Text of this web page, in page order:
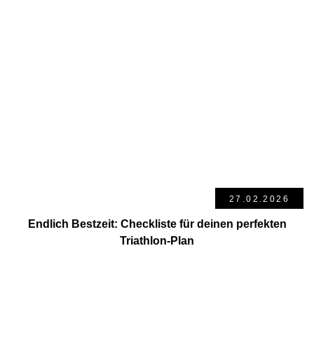
27.02.2026
Endlich Bestzeit: Checkliste für deinen perfekten
Triathlon-Plan